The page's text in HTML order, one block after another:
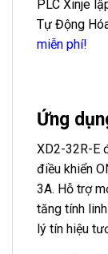
PLC Xinje
Tự Động
miễn phí!
Ứng
XD2-32R-E
điều khiển
3A. Hỗ trợ
tăng tính
lý tín hiệu